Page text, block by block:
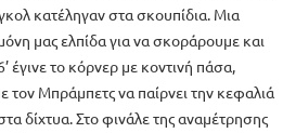
κατέληγαν στα σκουπίδια. Μια
μας ελπίδα για να σκοράρουμε και
έγινε το κόρνερ με κοντινή πάσα,
τον Μπράμπετς να παίρνει την κεφαλιά
δίχτυα. Στο φινάλε της αναμέτρησης